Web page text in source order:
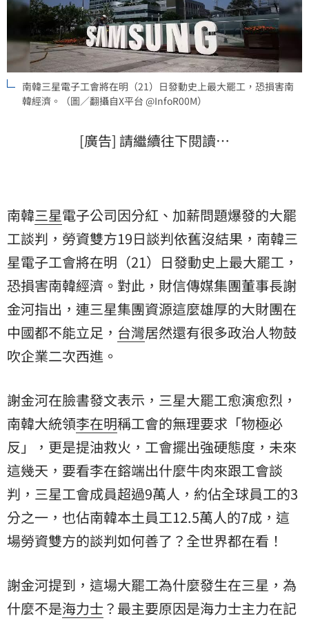
南韓三星電子工會將在明（21）日發動史上最大罷工，恐損害南
韓經濟。（圖／翻攝自X平台 @InfoR00M）
[廣告] 請繼續往下閱讀…
南韓三星電子公司因分紅、加薪問題爆發的大罷
工談判，勞資雙方19日談判依舊沒結果，南韓三
星電子工會將在明（21）日發動史上最大罷工，
恐損害南韓經濟。對此，財信傳媒集團董事長謝
金河指出，連三星集團資源這麼雄厚的大財團在
中國都不能立足， 台灣居然還有很多政治人物鼓
吹企業二次西進。
謝金河在臉書發文表示，三星大罷工愈演愈烈，
南韓大統領李在明稱工會的無理要求「物極必
反」，更是提油救火，工會擺出強硬態度，未來
這幾天，要看李在鎔端出什麼牛肉來跟工會談
判，三星工會成員超過9萬人，約佔全球員工的3
分之一，也佔南韓本土員工12.5萬人的7成，這
場勞資雙方的談判如何善了？全世界都在看！
謝金河提到，這場大罷工為什麼發生在三星，為
什麼不是海力士 ？最主要原因是海力士主力在記